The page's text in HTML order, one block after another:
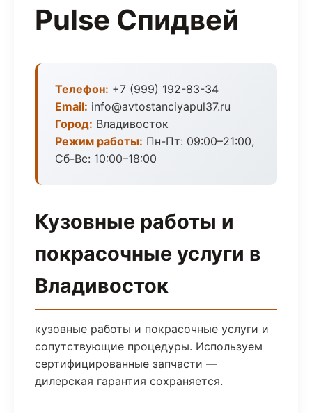
Pulse Спидвей
Телефон: +7 (999) 192-83-34
Email: info@avtostanciyapul37.ru
Город: Владивосток
Режим работы: Пн-Пт: 09:00–21:00,
Сб-Вс: 10:00–18:00
Кузовные работы и
покрасочные услуги в
Владивосток
кузовные работы и покрасочные услуги и
сопутствующие процедуры. Используем
сертифицированные запчасти —
дилерская гарантия сохраняется.